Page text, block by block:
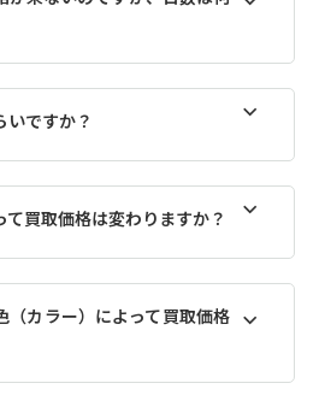
いですか？
買取価格は変わりますか？
（カラー）によって買取価格